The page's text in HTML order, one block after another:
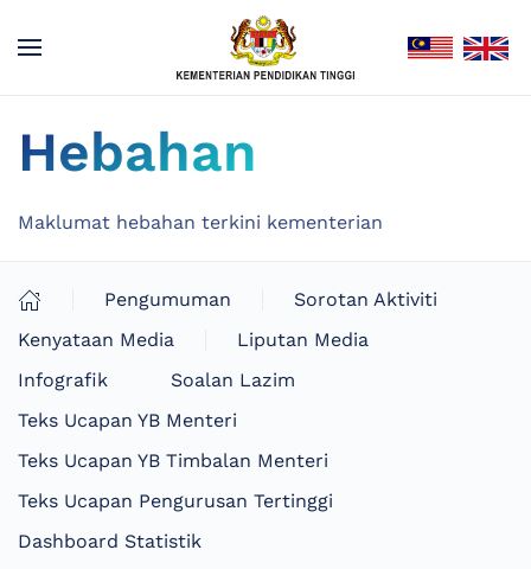
Hebahan
Maklumat hebahan terkini kementerian
Pengumuman
Sorotan Aktiviti
Kenyataan Media
Liputan Media
Infografik
Soalan Lazim
Teks Ucapan YB Menteri
Teks Ucapan YB Timbalan Menteri
Teks Ucapan Pengurusan Tertinggi
Dashboard Statistik